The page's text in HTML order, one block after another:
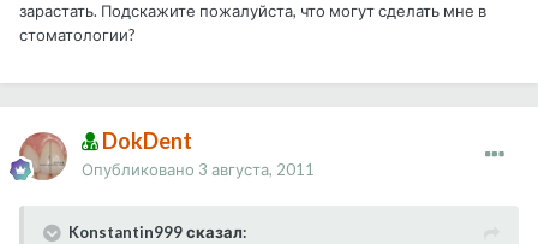
зарастать. Подскажите пожалуйста, что могут сделать мне в
стоматологии?
DokDent
Опубликовано 3 августа, 2011
Konstantin999 сказал: